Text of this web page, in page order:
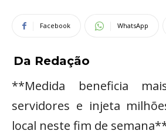
Facebook WhatsApp
Da Redação
**Medida beneficia
servidores e injeta
local neste fim de